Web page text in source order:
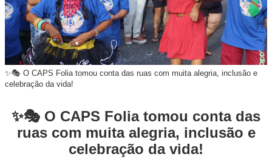
✨🎭 O CAPS Folia tomou conta das ruas com muita alegria, inclusão e
celebração da vida!
✨🎭 O CAPS Folia tomou conta das
ruas com muita alegria, inclusão e
celebração da vida!